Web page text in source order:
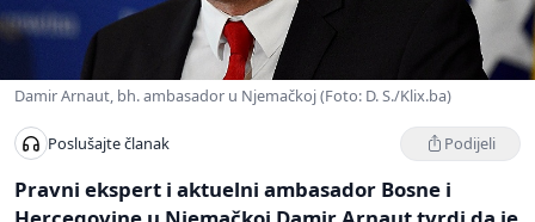
Damir Arnaut, bh. ambasador u Njemačkoj (Foto: D. S./Klix.ba)
Poslušajte članak Podijeli
Pravni ekspert i aktuelni ambasador Bosne i